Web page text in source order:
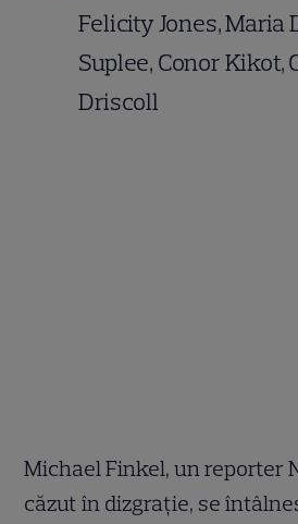
Felicity Jones, Maria
Suplee, Conor Kikot,
Driscoll
Michael Finkel, un reporter
căzut în dizgraţie, se